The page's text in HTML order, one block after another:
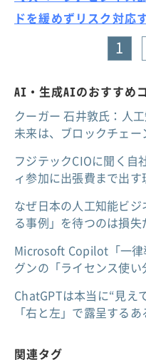
ドを緩めずリスク対応
1
AI・生成AIのおすすめ
クーガー 石井敦氏：人
未来は、ブロックチェー
フジテックCIOに聞く自
ィ参加に出張費まで出す
なぜ日本の人工知能ビ
る事例」を待つのは損失
Microsoft Copilot「一律
グンの「ライセンス使い
ChatGPTは本当に“見え
「右と左」で露呈する
関連タグ